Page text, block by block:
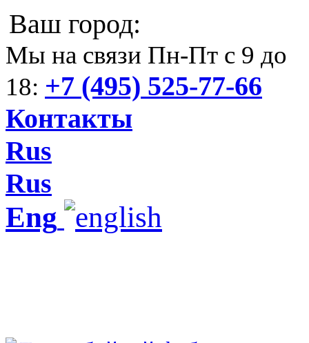
Ваш город:
Мы на связи Пн-Пт с 9 до
18: +7 (495) 525-77-66
Контакты
Rus
Rus
Eng